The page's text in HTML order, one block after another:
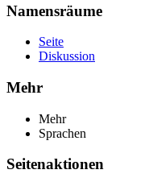
Namensräume
Seite
Diskussion
Mehr
Mehr
Sprachen
Seitenaktionen